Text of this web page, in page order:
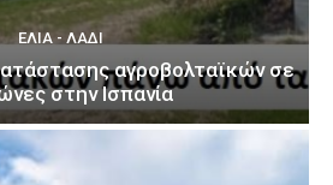
ΕΛΙΆ - ΛΆΔΙ
αγροβολταϊκών σε
στην Ισπανία